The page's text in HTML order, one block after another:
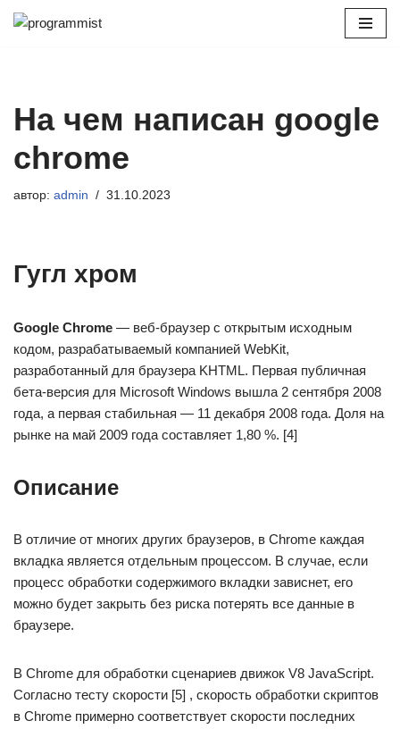
На чем написан google
chrome
автор: admin 31.10.2023
Гугл хром
Google Chrome — веб-браузер с открытым исходным
кодом, разрабатываемый компанией WebKit,
разработанный для браузера KHTML. Первая публичная
бета-версия для Microsoft Windows вышла 2 сентября 2008
года, а первая стабильная — 11 декабря 2008 года. Доля на
рынке на май 2009 года составляет 1,80 %. [4]
Описание
В отличие от многих других браузеров, в Chrome каждая
вкладка является отдельным процессом. В случае, если
процесс обработки содержимого вкладки зависнет, его
можно будет закрыть без риска потерять все данные в
браузере.
В Chrome для обработки сценариев движок V8 JavaScript.
Согласно тесту скорости [5] , скорость обработки скриптов
в Chrome примерно соответствует скорости последних